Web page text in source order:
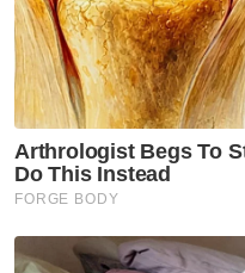
Majlis ini turut
Datuk Philip
Bahagian Operasi